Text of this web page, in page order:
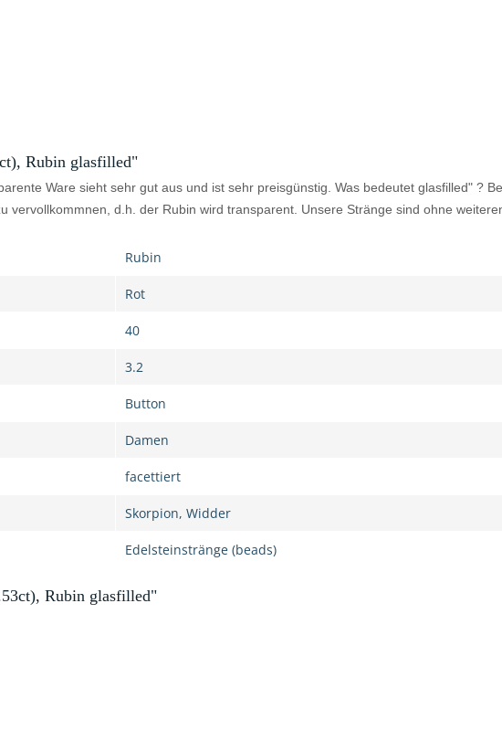
Rubin glasfilled"
Ware sieht sehr gut aus und ist sehr preisgünstig. Was bedeutet glasfilled" ?
d.h. der Rubin wird transparent. Unsere Stränge sind ohne
Rubin
Rot
40
3.2
Button
Damen
facettiert
Skorpion, Widder
Edelsteinstränge (beads)
Rubin glasfilled"